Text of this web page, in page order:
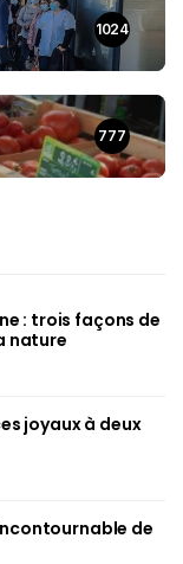
1024
777
: trois façons de
nature
joyaux à deux
de